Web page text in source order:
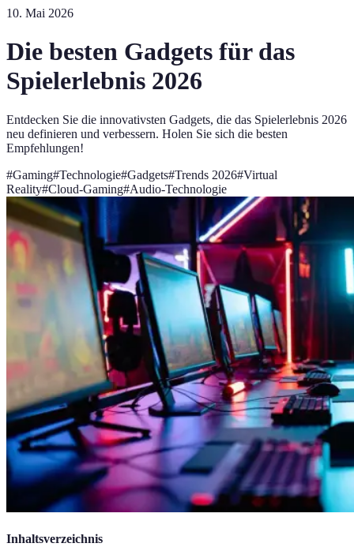
10. Mai 2026
Die besten Gadgets für das
Spielerlebnis 2026
Entdecken Sie die innovativsten Gadgets, die das Spielerlebnis 2026
neu definieren und verbessern. Holen Sie sich die besten
Empfehlungen!
#Gaming#Technologie#Gadgets#Trends 2026#Virtual
Reality#Cloud-Gaming#Audio-Technologie
Inhaltsverzeichnis